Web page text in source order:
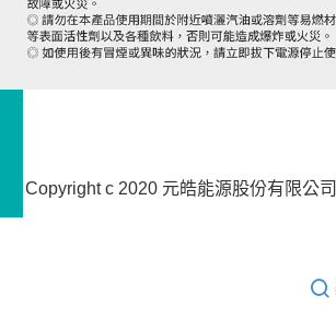
Copyright c 2020 元皓能源股份有限公